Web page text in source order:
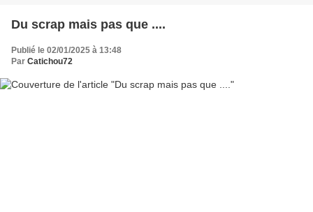
Du scrap mais pas que ....
Publié le 02/01/2025 à 13:48
Par Catichou72